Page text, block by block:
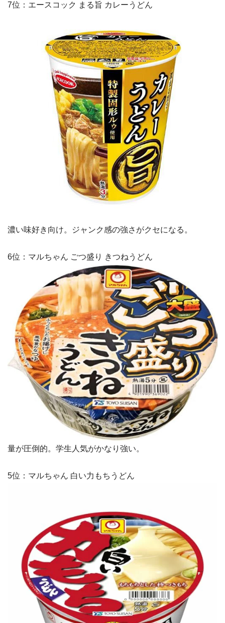
7位：エースコック まる旨 カレーうどん
濃い味好き向け。ジャンク感の強さがクセになる。
6位：マルちゃん ごつ盛り きつねうどん
量が圧倒的。学生人気がかなり強い。
5位：マルちゃん 白い力もちうどん